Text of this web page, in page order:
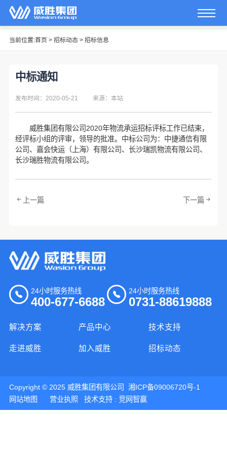
当前位置:首页 > 招标动态> 招标信息
中标通知
发布时间：2020-05-21 来源：本站
威胜集团有限公司2020年物流承运招标评标工作已结束，
经评标小组的评审，领导的批准。中标公司为：中捷通信有限
公司、嘉会快运（上海）有限公司、长沙瑞凯物流有限公司、
长沙瑞胜物流有限公司。
上一篇 下一篇
24小时服务热线
400-677-6688
24小时服务热线
0731-88619888
解决方案 产品中心 技术支持
走进威胜 加入威胜 招标动态
Copyright © 2025 威胜集团有限公司 湘ICP备09006720号-1
网站地图
营业执照 技术支持 : 竞网智赢